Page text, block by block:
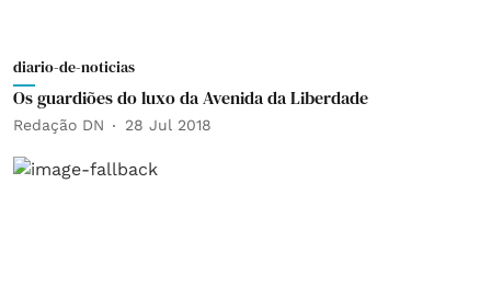
diario-de-noticias
Os guardiões do luxo da Avenida da Liberdade
Redação DN 28 Jul 2018